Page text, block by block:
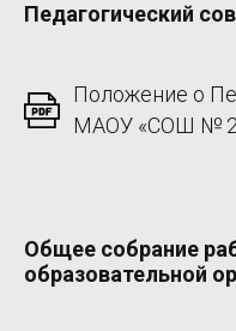
Педагогический
Положение о
МАОУ «СОШ №
Общее собрание
образовательной